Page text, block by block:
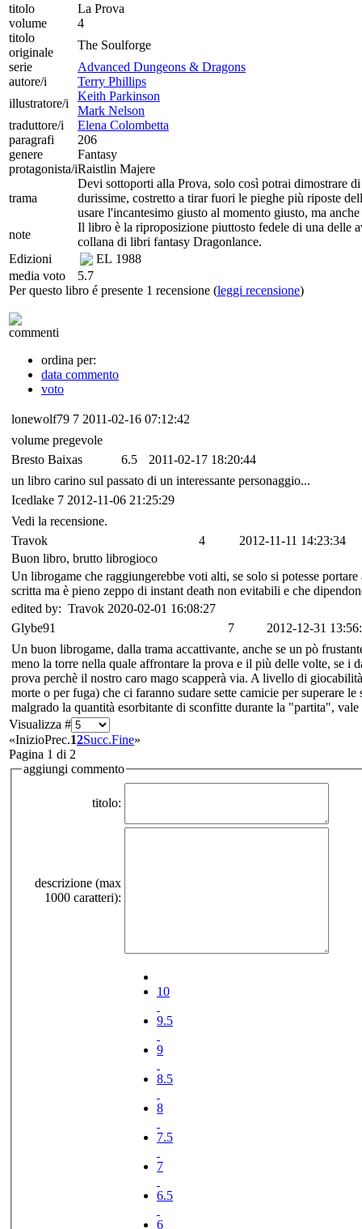
titolo
La Prova
volume
4
titolo
originale
The Soulforge
serie
Advanced Dungeons & Dragons
autore/i
Terry Phillips
illustratore/i
Keith Parkinson
Mark Nelson
traduttore/i
Elena Colombetta
paragrafi
206
genere
Fantasy
protagonista/iRaistlin Majere
trama
Devi sottoporti alla Prova, solo così potrai dimostrare
durissime, costretto a tirar fuori le pieghe più riposte
usare l'incantesimo giusto al momento giusto, ma
note
Il libro è la riproposizione piuttosto fedele di una delle
collana di libri fantasy Dragonlance.
Edizioni
EL 1988
media voto
5.7
Per questo libro é presente 1 recensione (leggi recensione)
commenti
ordina per:
data commento
voto
lonewolf79 7 2011-02-16 07:12:42
volume pregevole
Bresto Baixas
6.5
2011-02-17 18:20:44
un libro carino sul passato di un interessante personaggio...
Icedlake 7 2012-11-06 21:25:29
Vedi la recensione.
Travok
4
2012-11-11 14:23:34
Buon libro, brutto librogioco
Un librogame che raggiungerebbe voti alti, se solo si potesse
scritta ma è pieno zeppo di instant death non evitabili e che
edited by: Travok 2020-02-01 16:08:27
Glybe91
7
2012-12-31
Un buon librogame, dalla trama accattivante, anche se un pò
meno la torre nella quale affrontare la prova e il più delle volte, se i
prova perchè il nostro caro mago scapperà via. A livello di
morte o per fuga) che ci faranno sudare sette camicie per superare
malgrado la quantità esorbitante di sconfitte durante la "partita",
Visualizza #
«InizioPrec.12Succ.Fine»
Pagina 1 di 2
aggiungi commento
titolo:
descrizione (max
1000 caratteri):
10
9.5
9
8.5
8
7.5
7
6.5
6